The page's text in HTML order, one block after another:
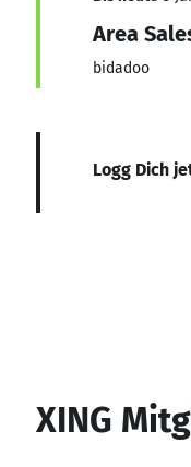
Area
bidadoo
Logg Dich
XING